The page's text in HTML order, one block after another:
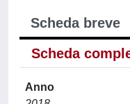
Scheda breve
Scheda
Anno